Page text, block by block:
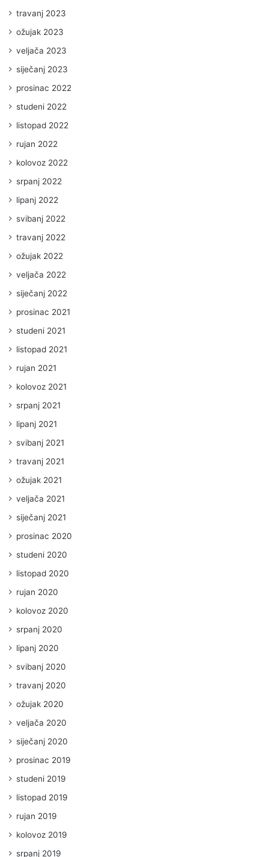
travanj 2023
ožujak 2023
veljača 2023
siječanj 2023
prosinac 2022
studeni 2022
listopad 2022
rujan 2022
kolovoz 2022
srpanj 2022
lipanj 2022
svibanj 2022
travanj 2022
ožujak 2022
veljača 2022
siječanj 2022
prosinac 2021
studeni 2021
listopad 2021
rujan 2021
kolovoz 2021
srpanj 2021
lipanj 2021
svibanj 2021
travanj 2021
ožujak 2021
veljača 2021
siječanj 2021
prosinac 2020
studeni 2020
listopad 2020
rujan 2020
kolovoz 2020
srpanj 2020
lipanj 2020
svibanj 2020
travanj 2020
ožujak 2020
veljača 2020
siječanj 2020
prosinac 2019
studeni 2019
listopad 2019
rujan 2019
kolovoz 2019
srpanj 2019